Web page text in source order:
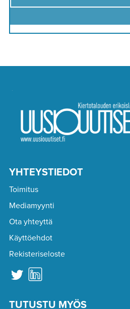
YHTEYSTIEDOT
Toimitus
Mediamyynti
Ota yhteyttä
Käyttöehdot
Rekisteriseloste
TUTUSTU MYÖS